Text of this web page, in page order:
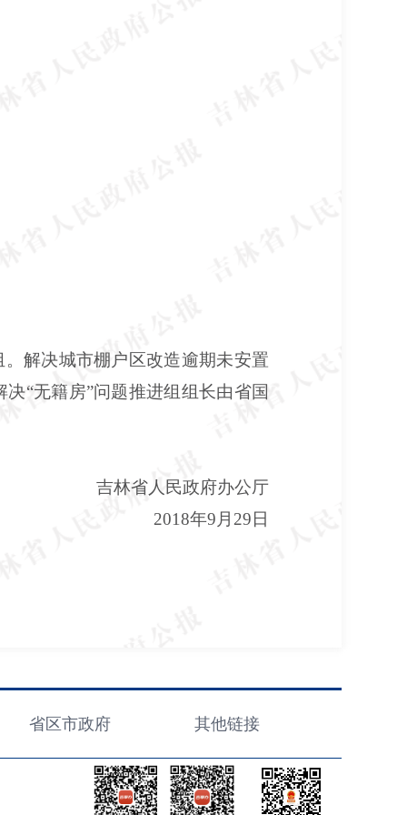
。解决城市棚户区改造逾期未安置
“无籍房”问题推进组组长由省国
吉林省人民政府办公厅
2018年9月29日
省区市政府 其他链接